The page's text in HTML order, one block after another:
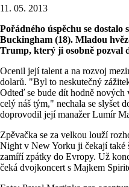
11. 05. 2013
Pořádného úspěchu se dostalo
Buckingham (18). Mladou
Trump, který ji osobně pozval
Ocenil její talent a na rozvoj
dolarů. "Byl to neskutečný
Odteď se bude dít hodně nových
celý náš tým," nechala se slyšet
doprovodil její manažer Lumír
Zpěvačka se za velkou louží
Night v New Yorku ji čekají
zamíří zpátky do Evropy. Už
čeká dvojkoncert s Majkem